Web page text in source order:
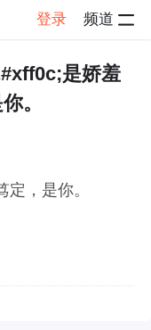
登录 频道
详情
是娇羞
。
，是你。